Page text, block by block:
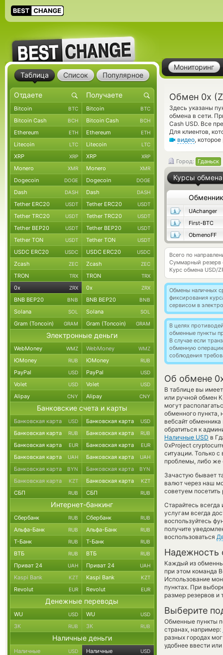
Мониторинг
Обмен 0x
Здесь указаны
обмена в сети.
Cash USD. Все
Для клиентов,
видео,
Город: Гданьск
Курсы обмена
Обменник
UAchanger
First-BTC
ObmenoFF
Всего по
Суммарный резерв
Курс обмена USD/
Обмены наличных
фиксирования
сервисом в
В целях
обменные пункты
В случае если
обменную
соблюдения
Об обмене
В таблице вы
или ручной обмен
могут
обменного пункта,
вебсайт
обратиться к
Наличные USD в
0xProject
ситуации. Только
проблемы, либо же
Зачастую бывает
валют через наш
советуем посетить
Старайтесь всегда
услугам всегда
воспользуйтесь
получите
воспользоваться
Надежность
Каждый из
при этом команда
Использование
пунктах. При
размер резервов и
Выберите
Обменные пункты
странах, например:
разных городах
удобнее ввести
Таблица Список Популярное
Bitcoin BTC Bitcoin BTC
Bitcoin Cash BCH Bitcoin Cash BCH
Ethereum ETH Ethereum ETH
Litecoin LTC Litecoin LTC
XRP XRP XRP XRP
Monero XMR Monero XMR
Dogecoin DOGE Dogecoin DOGE
Dash DASH Dash DASH
Tether ERC20 USDT Tether ERC20 USDT
Tether TRC20 USDT Tether TRC20 USDT
Tether BEP20 USDT Tether BEP20 USDT
Tether TON USDT Tether TON USDT
USDC ERC20 USDC USDC ERC20 USDC
Zcash ZEC Zcash ZEC
TRON TRX TRON TRX
0x ZRX 0x ZRX
BNB BEP20 BNB BNB BEP20 BNB
Solana SOL Solana SOL
Gram (Toncoin) GRAM Gram (Toncoin) GRAM
Электронные деньги
WebMoney WMZ WebMoney WMZ
ЮMoney RUB ЮMoney RUB
PayPal USD PayPal USD
Volet USD Volet USD
Alipay CNY Alipay CNY
Банковские счета и карты
Банковская карта USD Банковская карта USD
Банковская карта RUB Банковская карта RUB
Банковская карта EUR Банковская карта EUR
Банковская карта UAH Банковская карта UAH
Банковская карта BYN Банковская карта BYN
Банковская карта KZT Банковская карта KZT
СБП RUB СБП RUB
Интернет-банкинг
Сбербанк RUB Сбербанк RUB
Альфа-Банк RUB Альфа-Банк RUB
Т-Банк RUB Т-Банк RUB
ВТБ RUB ВТБ RUB
Приват 24 UAH Приват 24 UAH
Kaspi Bank KZT Kaspi Bank KZT
Revolut EUR Revolut EUR
Денежные переводы
WU USD WU USD
ЗК RUB ЗК RUB
Наличные деньги
Наличные USD Наличные USD